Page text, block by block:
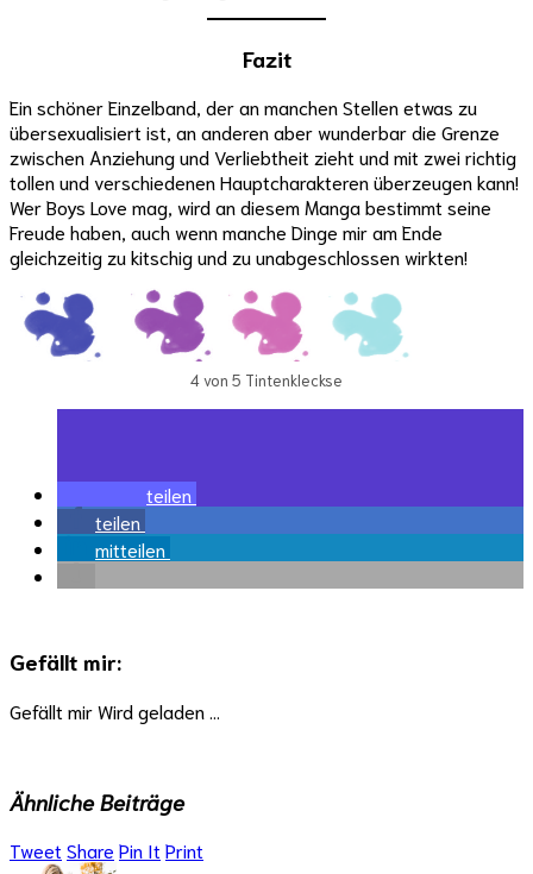
Fazit
Ein schöner Einzelband, der an manchen Stellen etwas zu
übersexualisiert ist, an anderen aber wunderbar die Grenze
zwischen Anziehung und Verliebtheit zieht und mit zwei richtig
tollen und verschiedenen Hauptcharakteren überzeugen kann!
Wer Boys Love mag, wird an diesem Manga bestimmt seine
Freude haben, auch wenn manche Dinge mir am Ende
gleichzeitig zu kitschig und zu unabgeschlossen wirkten!
4 von 5 Tintenkleckse
teilen
teilen
mitteilen
Gefällt mir:
Gefällt mirWird geladen …
Ähnliche Beiträge
Tweet Share Pin It Print